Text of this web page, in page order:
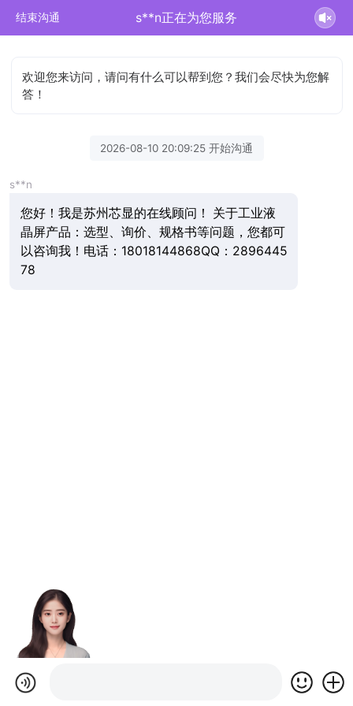
结束沟通 s**n正在为您服务
欢迎您来访问，请问有什么可以帮到您？我们会尽快为您解
答！
2026-08-10 20:09:25 开始沟通
s**n
您好！我是苏州芯显的在线顾问！ 关于工业液
晶屏产品：选型、询价、规格书等问题，您都可
以咨询我！电话：18018144868QQ：2896445
78